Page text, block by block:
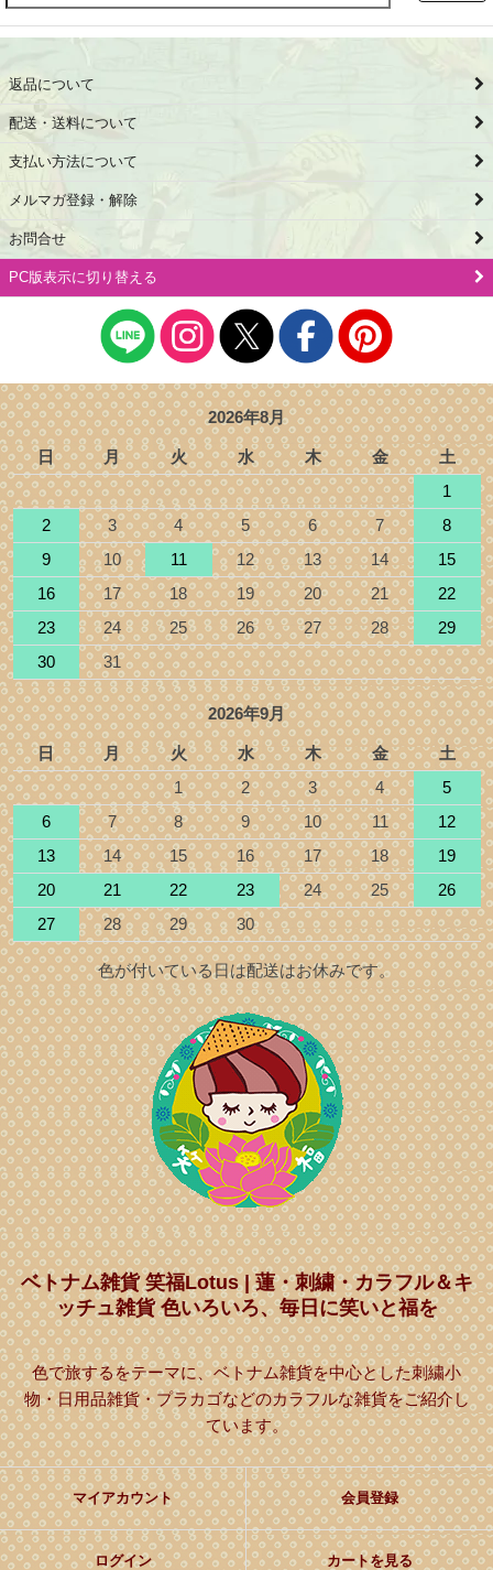
返品について
配送・送料について
支払い方法について
メルマガ登録・解除
お問合せ
PC版表示に切り替える
2026年8月
日 月 火 水 木 金
土
1
2
3 4 5 6 7
8
9
10 11 12 13 14
15
16
17 18 19 20 21
22
23
24 25 26 27 28
29
30
31
2026年9月
日 月 火 水 木 金
土
1
2 3 4
5
6
7 8 9 10 11
12
13
14 15 16 17 18
19
20
21 22 23 24 25
26
27
28 29 30
色が付いている日は配送はお休みです。
ベトナム雑貨 笑福Lotus | 蓮・刺繍・カラフル＆キ
ッチュ雑貨 色いろいろ、毎日に笑いと福を
色で旅するをテーマに、ベトナム雑貨を中心とした刺繍小
物・日用品雑貨・プラカゴなどのカラフルな雑貨をご紹介し
ています。
マイアカウント 会員登録
ログイン カートを見る